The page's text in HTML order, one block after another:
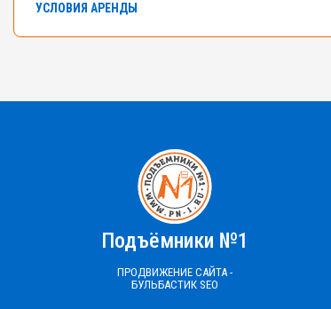
УСЛОВИЯ АРЕНДЫ
ПРАВИЛА АРЕНДЫ №1,2,3 ПРАВИЛА АРЕНДЫ №4
Подъёмники №1
ПРОДВИЖЕНИЕ САЙТА -
БУЛЬБАСТИК SEO